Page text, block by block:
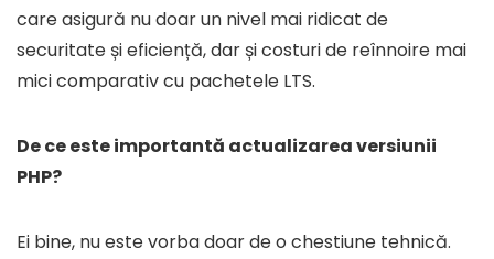
care asigură nu doar un nivel mai ridicat de
securitate și eficiență, dar și costuri de reînnoire mai
mici comparativ cu pachetele LTS.
De ce este importantă actualizarea versiunii
PHP?
Ei bine, nu este vorba doar de o chestiune tehnică.